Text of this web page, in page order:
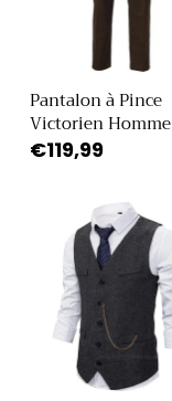
Pantalon à Pince
Victorien Homme
Prix
€119,99